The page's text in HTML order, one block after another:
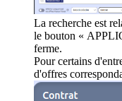
La recherche est
le bouton «
ferme.
Pour certains
d'offres